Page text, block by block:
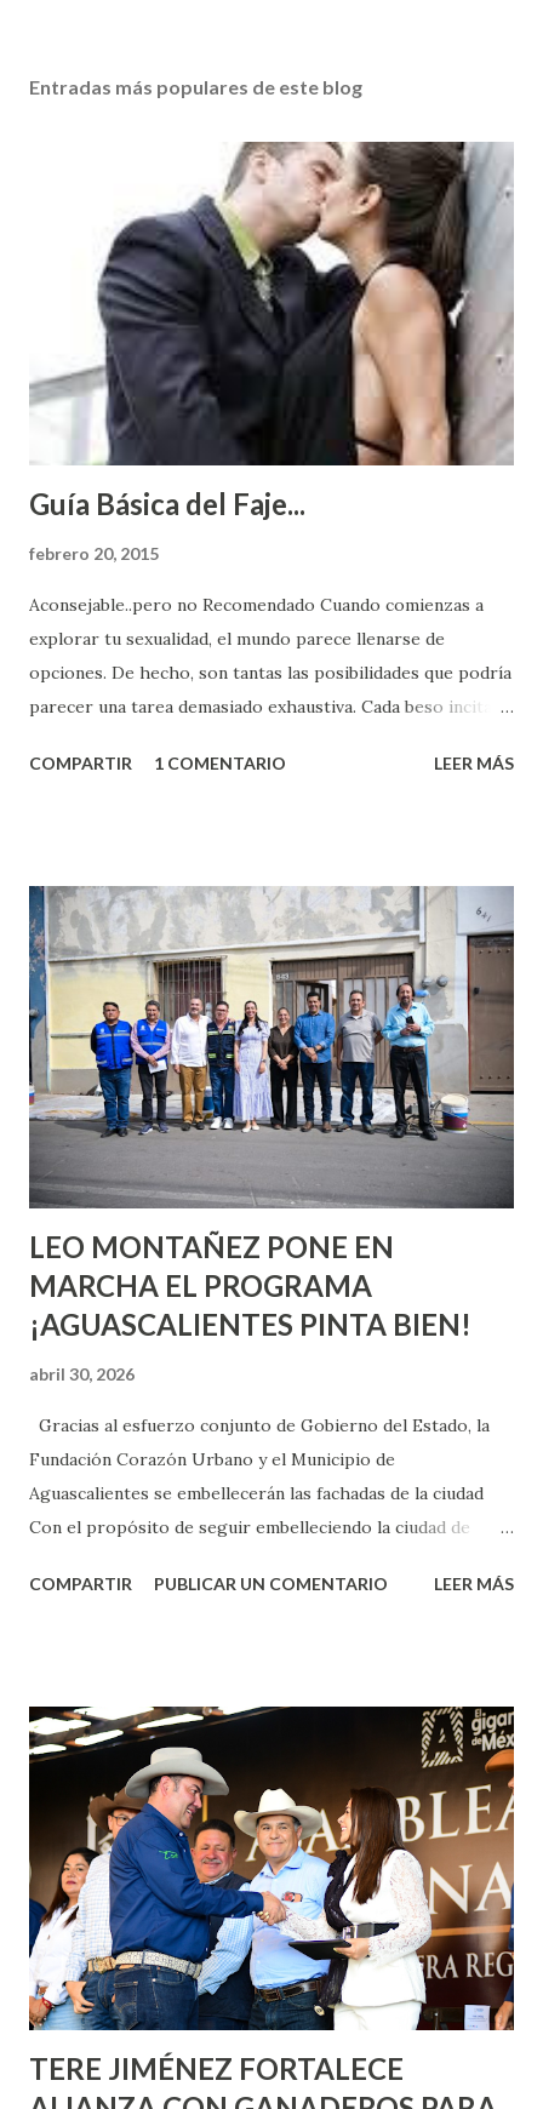
Entradas más populares de este blog
Guía Básica del Faje...
febrero 20, 2015
Aconsejable..pero no Recomendado Cuando comienzas a
explorar tu sexualidad, el mundo parece llenarse de
opciones. De hecho, son tantas las posibilidades que podría
parecer una tarea demasiado exhaustiva. Cada beso incita
partes de ti que jamás hubieras imaginado. El problema es
conoces ni la mitad de lo que deberías saber. Pero incluso
quienes ya han tenido relaciones sexuales no son expertos
o expertas en el tema. Siempre hay algo nuevo que
aprender y nuevas experiencias que conocer. Si eres una
chica y aún no has tenido relaciones sexuales, tal vez
pienses que el sexo será increíble y no puedas esperar para
experimentarlo, pero como cualquier persona con
experiencia te dirá, siempre es mejor cuando ambas partes
son suficientemen...
COMPARTIR 1 COMENTARIO LEER MÁS
LEO MONTAÑEZ PONE EN
MARCHA EL PROGRAMA
¡AGUASCALIENTES PINTA BIEN!
abril 30, 2026
Gracias al esfuerzo conjunto de Gobierno del Estado, la
Fundación Corazón Urbano y el Municipio de
Aguascalientes se embellecerán las fachadas de la ciudad
Con el propósito de seguir embelleciendo la ciudad de
municipal, Leo Montañez dio inicio al programa
Corazón Urbano y el Municipio capital. Leo Montañez
informó que en este programa se usarán cerca de 90 mil
metros cuadrados de pintura, para dar inicio en la calle
Nieto, entre Jesús F. Elizondo y la calle 22 de Octubre, con
lo que se aplicará pintura en 66 casas. Posteriormente se
llevará este programa a Villas de Nuestra Señora de la
Asunción, Avenida Alameda y Decreto 27 de Septiembre, en
los edificios FOVISSSTE Ojo de Agua, en la comunidad
Norias de Paso Hondo y en los edificios de...
COMPARTIR PUBLICAR UN COMENTARIO LEER MÁS
TERE JIMÉNEZ FORTALECE